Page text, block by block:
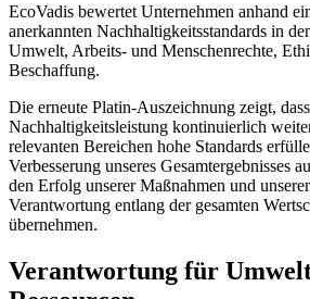
EcoVadis bewertet Unternehmen anhand
anerkannten Nachhaltigkeitsstandards in
Umwelt, Arbeits- und Menschenrechte,
Beschaffung.
Die erneute Platin-Auszeichnung zeigt,
Nachhaltigkeitsleistung kontinuierlich
relevanten Bereichen hohe Standards
Verbesserung unseres Gesamtergebnisses
den Erfolg unserer Maßnahmen und
Verantwortung entlang der gesamten
übernehmen.
Verantwortung für